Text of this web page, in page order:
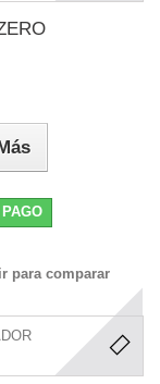
para comparar